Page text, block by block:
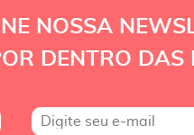
NOSSA
DENTRO DAS